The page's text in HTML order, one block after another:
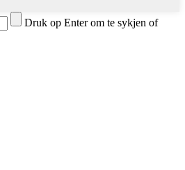
Druk op Enter om te sykjen of